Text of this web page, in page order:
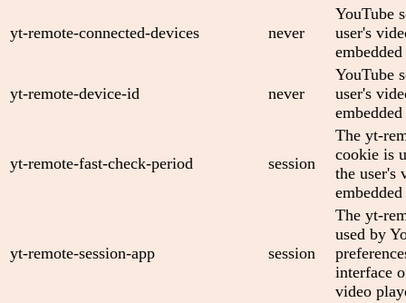
yt-remote-connected-devices never
YouTube
user's
yt-remote-device-id never
YouTube
user's
yt-remote-fast-check-period session
The yt-
cookie is
the user's
yt-remote-session-app session
The yt-
used by
interface
video